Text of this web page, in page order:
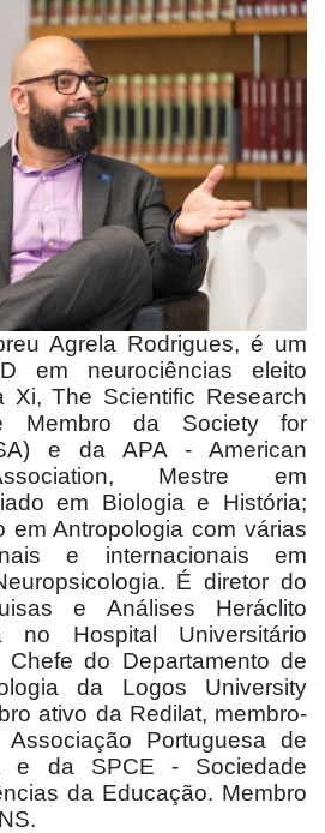
Agrela Rodrigues, é um
em neurociências eleito
Xi, The Scientific Research
Membro da Society for
e da APA - American
Mestre em
em Biologia e História;
em Antropologia com várias
e internacionais em
É diretor do
e Análises Heráclito
no Hospital Universitário
Chefe do Departamento de
da Logos University
ativo da Redilat, membro-
Portuguesa de
e da SPCE - Sociedade
da Educação. Membro